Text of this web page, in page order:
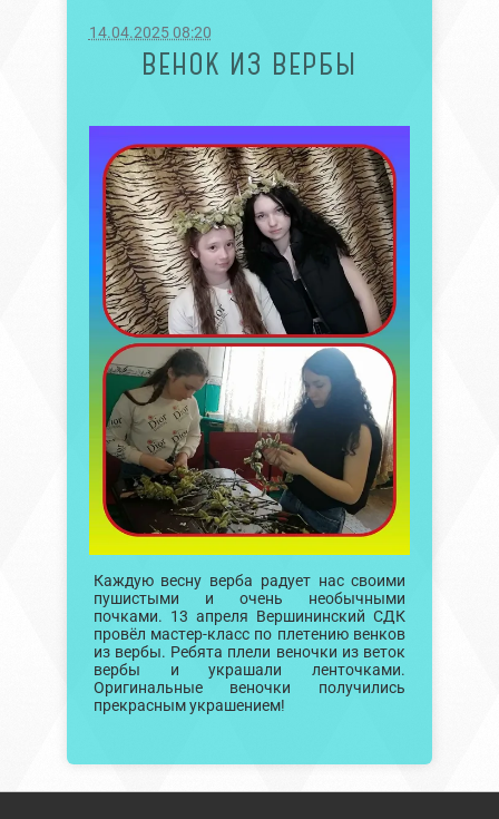
14.04.2025 08:20
ВЕНОК ИЗ ВЕРБЫ
Каждую весну верба радует нас своими
пушистыми и очень необычными
почками. 13 апреля Вершининский СДК
провёл мастер-класс по плетению венков
из вербы. Ребята плели веночки из веток
вербы и украшали ленточками.
Оригинальные веночки получились
прекрасным украшением!